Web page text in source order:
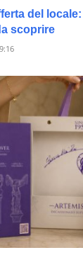
del
scoprire